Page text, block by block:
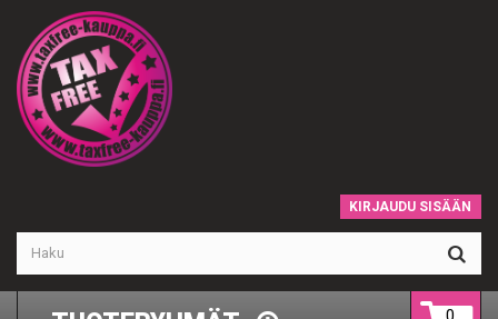
KIRJAUDU SISÄÄN